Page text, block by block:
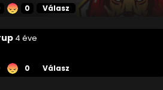
0 Válasz
4 éve
0 Válasz